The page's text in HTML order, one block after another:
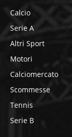
Calcio
Serie A
Altri Sport
Motori
Calciomercato
Scommesse
Tennis
Serie B